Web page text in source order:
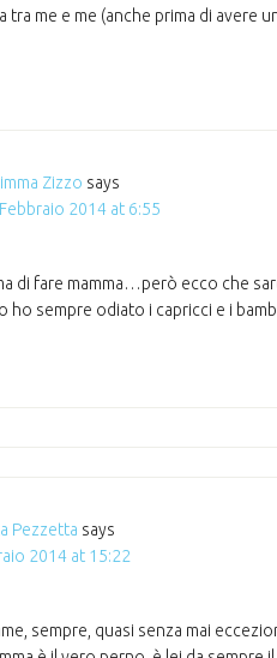
tra me e me (anche prima di avere
Zizzo says
2014 at 6:55
di fare mamma…però ecco che
ho sempre odiato i capricci e i
Pezzetta says
2014 at 15:22
sempre, quasi senza mai